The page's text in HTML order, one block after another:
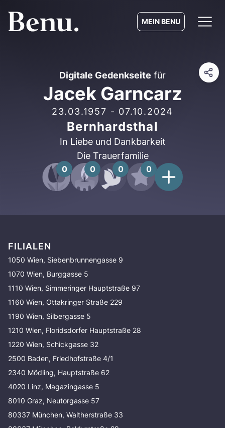
MEIN BENU
Digitale Gedenkseite für
Jacek Garncarz
23.03.1957 - 07.10.2024
Bernhardsthal
In Liebe und Dankbarkeit
Die Trauerfamilie
0 0 0 0
FILIALEN
1050 Wien, Siebenbrunnengasse 9
1070 Wien, Burggasse 5
1110 Wien, Simmeringer Hauptstraße 97
1160 Wien, Ottakringer Straße 229
1190 Wien, Silbergasse 5
1210 Wien, Floridsdorfer Hauptstraße 28
1220 Wien, Schickgasse 32
2500 Baden, Friedhofstraße 4/1
2340 Mödling, Hauptstraße 62
4020 Linz, Magazingasse 5
8010 Graz, Neutorgasse 57
80337 München, Waltherstraße 33